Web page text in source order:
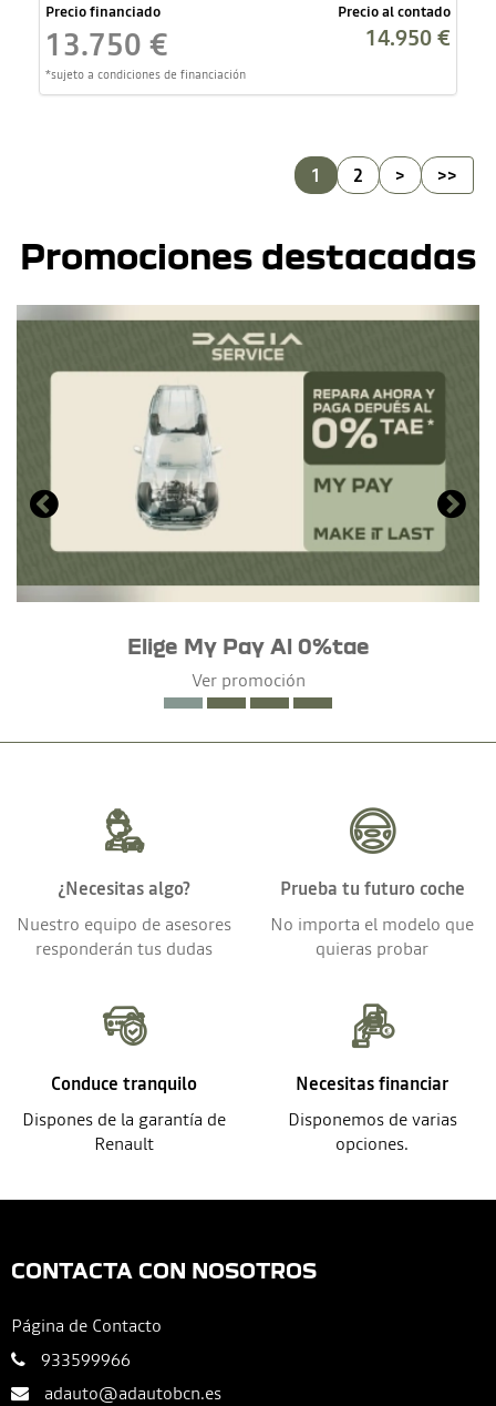
Precio financiado
13.750 €
*sujeto a condiciones de financiación
Precio al contado
14.950 €
1 2 > >>
Promociones destacadas
Elige My Pay Al 0%tae
Ver promoción
¿Necesitas algo?
Nuestro equipo de asesores
responderán tus dudas
Prueba tu futuro coche
No importa el modelo que
quieras probar
Conduce tranquilo
Dispones de la garantía de
Renault
Necesitas financiar
Disponemos de varias
opciones.
CONTACTA CON NOSOTROS
Página de Contacto
933599966
adauto@adautobcn.es